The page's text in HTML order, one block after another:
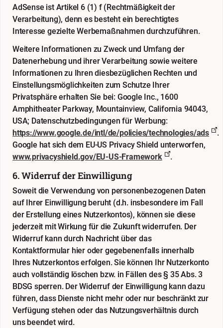
AdSense ist Artikel 6 (1) f (Rechtmäßigkeit der
Verarbeitung), denn es besteht ein berechtigtes
Interesse gezielte Werbemaßnahmen durchzuführen.
Weitere Informationen zu Zweck und Umfang der
Datenerhebung und ihrer Verarbeitung sowie weitere
Informationen zu Ihren diesbezüglichen Rechten und
Einstellungsmöglichkeiten zum Schutze Ihrer
Privatsphäre erhalten Sie bei: Google Inc., 1600
Amphitheater Parkway, Mountainview, California 94043,
USA; Datenschutzbedingungen für Werbung:
https://www.google.de/intl/de/policies/technologies/ads
.
Google hat sich dem EU-US Privacy Shield unterworfen,
www.privacyshield.gov/EU-US-Framework
.
6. Widerruf der Einwilligung
Soweit die Verwendung von personenbezogenen Daten
auf Ihrer Einwilligung beruht (d.h. insbesondere im Fall
der Erstellung eines Nutzerkontos), können sie diese
jederzeit mit Wirkung für die Zukunft widerrufen. Der
Widerruf kann durch Nachricht über das
Kontaktformular hieroder gegebenenfalls innerhalb
Ihres Nutzerkontos erfolgen. Sie können Ihr Nutzerkonto
auch vollständig löschen bzw. in Fällen des § 35 Abs. 3
BDSG sperren. Der Widerruf der Einwilligung kann dazu
führen, dass Dienste nicht mehr oder nur beschränkt zur
Verfügung stehen oder das Nutzungsverhältnis durch
uns beendet wird.